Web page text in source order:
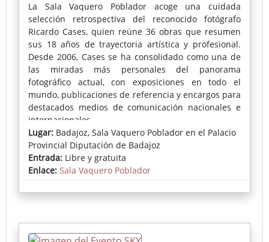
La Sala Vaquero Poblador acoge una cuidada
selección retrospectiva del reconocido fotógrafo
Ricardo Cases, quien reúne 36 obras que resumen
sus 18 años de trayectoria artística y profesional.
Desde 2006, Cases se ha consolidado como una de
las miradas más personales del panorama
fotográfico actual, con exposiciones en todo el
mundo, publicaciones de referencia y encargos para
destacados medios de comunicación nacionales e
internacionales.
En esta exposición, el autor presenta un corpus
depurado y esencial, profundamente ligado a la
evolución de su trabajo y a la excelente acogida del
Lugar: Badajoz, Sala Vaquero Poblador en el Palacio
Provincial Diputación de Badajoz
Entrada: Libre y gratuita
Enlace: Sala Vaquero Poblador